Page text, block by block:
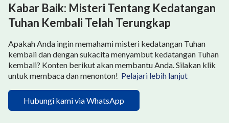
Kabar Baik: Misteri Tentang Kedatangan
Tuhan Kembali Telah Terungkap
Apakah Anda ingin memahami misteri kedatangan Tuhan
kembali dan dengan sukacita menyambut kedatangan Tuhan
kembali? Konten berikut akan membantu Anda. Silakan klik
untuk membaca dan menonton! Pelajari lebih lanjut
Hubungi kami via WhatsApp